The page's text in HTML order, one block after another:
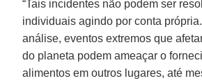
“Tais incidentes não podem ser
individuais agindo por conta
análise, eventos extremos que
do planeta podem ameaçar o
alimentos em outros lugares, até